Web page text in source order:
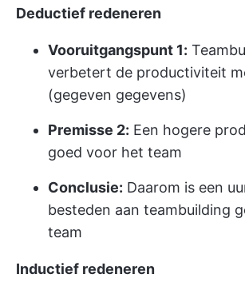
Deductief redeneren
Vooruitgangspunt 1:
verbetert de productiviteit
(gegeven gegevens)
Premisse 2: Een hogere
goed voor het team
Conclusie: Daarom is een
besteden aan teambuilding
team
Inductief redeneren